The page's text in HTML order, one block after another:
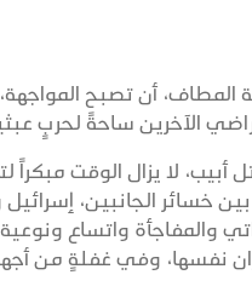
أن تصبح
الآخرين ساحةً لحربٍ
لا يزال الوقت مبكراً
خسائر الجانبين،
والمفاجأة واتساع
نفسها، وفي غفلةٍ من